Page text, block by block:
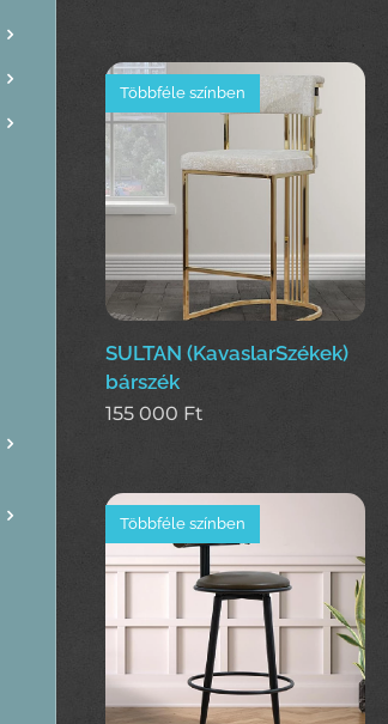
SULTAN (KavaslarSzékek)
bárszék
Többféle színben
155 000 Ft
Többféle színben